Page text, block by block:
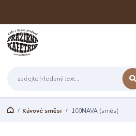
Kávové směsi 100NAVA (směs)